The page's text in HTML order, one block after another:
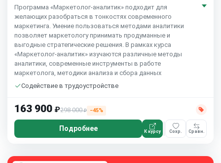
Программа «Маркетолог-аналитик» подходит для
желающих разобраться в тонкостях современного
маркетинга. Умение пользоваться методами аналитики
позволяет маркетологу принимать продуманные и
выгодные стратегические решения. В рамках курса
«Маркетолог-аналитик» изучаются различные методы
аналитики, современные инструменты в работе
маркетолога, методики анализа и сбора данных
Содействие в трудоустройстве
163 900 ₽298 000₽ −45%
Подробнее К курсу Сохр. Сравн.